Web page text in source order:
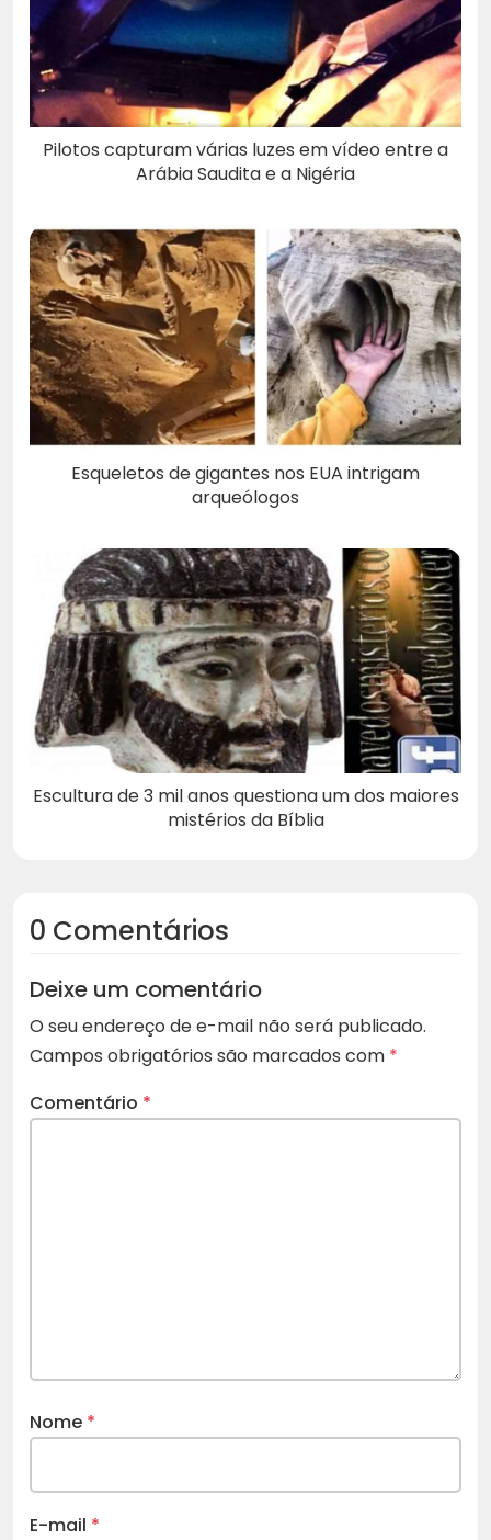
Pilotos capturam várias luzes em vídeo entre a
Arábia Saudita e a Nigéria
Esqueletos de gigantes nos EUA intrigam
arqueólogos
Escultura de 3 mil anos questiona um dos maiores
mistérios da Bíblia
0 Comentários
Deixe um comentário
O seu endereço de e-mail não será publicado.
Campos obrigatórios são marcados com *
Comentário *
Nome *
E-mail *